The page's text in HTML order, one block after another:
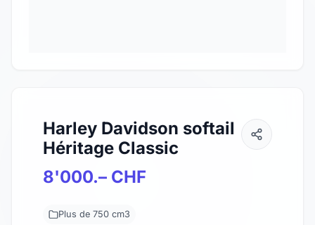
Harley Davidson softail
Héritage Classic
8'000.– CHF
Plus de 750 cm3